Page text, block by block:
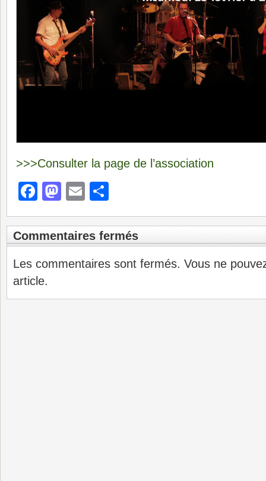
>>>Consulter la page de l’association
Facebook
Mastodon
Email
Commentaires fermés
Les commentaires sont fermés. Vous ne
article.